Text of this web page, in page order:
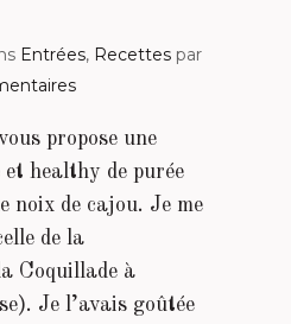
Entrées, Recettes par
propose une
healthy de purée
noix de cajou. Je me
de la
Coquillade à
Je l’avais goûtée